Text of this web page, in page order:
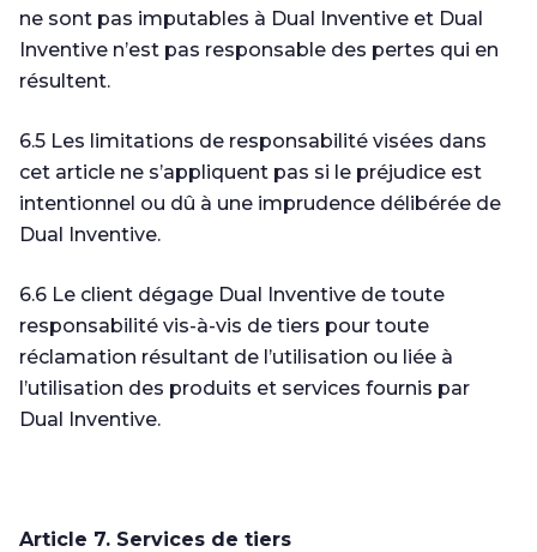
ne sont pas imputables à Dual Inventive et Dual
Inventive n’est pas responsable des pertes qui en
résultent.
6.5 Les limitations de responsabilité visées dans
cet article ne s’appliquent pas si le préjudice est
intentionnel ou dû à une imprudence délibérée de
Dual Inventive.
6.6 Le client dégage Dual Inventive de toute
responsabilité vis-à-vis de tiers pour toute
réclamation résultant de l’utilisation ou liée à
l’utilisation des produits et services fournis par
Dual Inventive.
Article 7. Services de tiers